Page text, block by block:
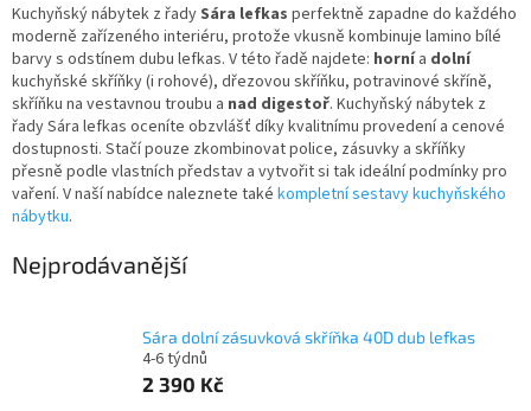
Kuchyňský nábytek z řadySára lefkas perfektně zapadne do každého
moderně zařízeného interiéru, protože vkusně kombinuje lamino bílé
barvy s odstínem dubu lefkas. V této řadě najdete: hornía dolní
kuchyňské skříňky (i rohové), dřezovou skříňku, potravinové skříně,
skříňku na vestavnou troubu a nad digestoř. Kuchyňský nábytek z
řady Sára lefkas oceníte obzvlášť díkykvalitnímu provedenía cenové
dostupnosti. Stačí pouze zkombinovat police, zásuvky a skříňky
přesně podle vlastních představ a vytvořit si tak ideální podmínky pro
vaření. V naší nabídce naleznete také kompletní sestavy kuchyňského
nábytku.
Nejprodávanější
Sára dolní zásuvková skříňka 40D dub lefkas
4-6 týdnů
2 390 Kč